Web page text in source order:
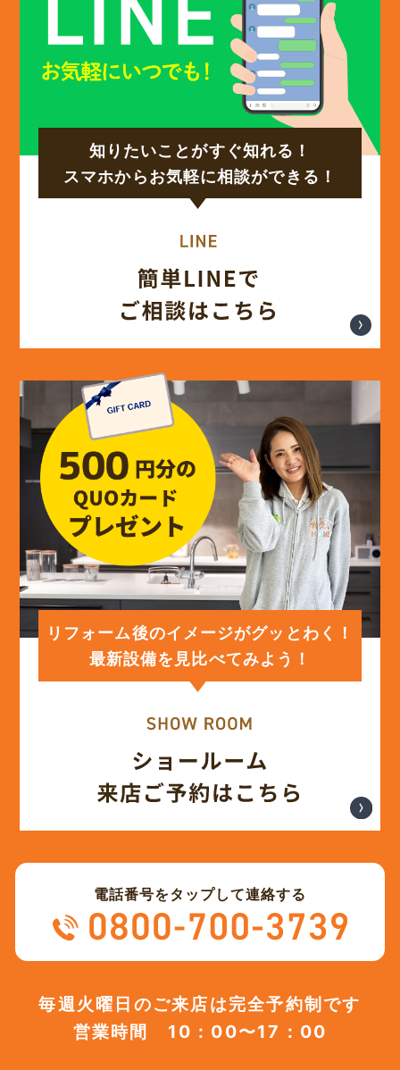
知りたいことがすぐ知れる！
スマホからお気軽に相談ができる！
リフォーム後のイメージがグッとわく！
最新設備を見比べてみよう！
電話番号をタップして連絡する
毎週火曜日のご来店は完全予約制です
営業時間 10：00〜17：00